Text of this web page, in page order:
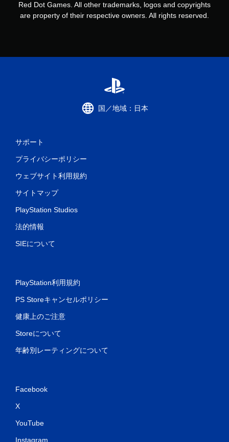
Red Dot Games. All other trademarks, logos and copyrights
are property of their respective owners. All rights reserved.
国／地域：日本
サポート
プライバシーポリシー
ウェブサイト利用規約
サイトマップ
PlayStation Studios
法的情報
SIEについて
PlayStation利用規約
PS Storeキャンセルポリシー
健康上のご注意
Storeについて
年齢別レーティングについて
Facebook
X
YouTube
Instagram